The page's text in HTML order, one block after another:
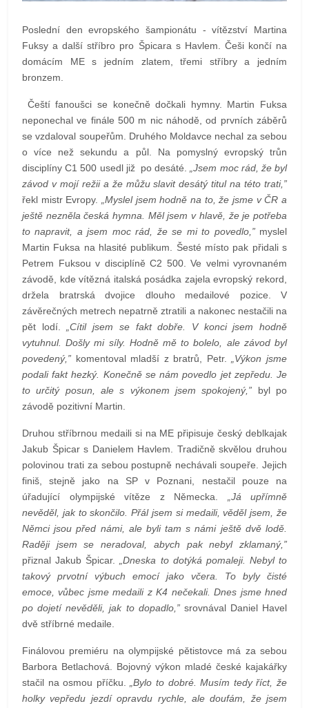
Poslední den evropského šampionátu - vítězství Martina
Fuksy a další stříbro pro Špicara s Havlem. Češi končí na
domácím ME s jedním zlatem, třemi stříbry a jedním
bronzem.
Čeští fanoušci se konečně dočkali hymny. Martin Fuksa
neponechal ve finále 500 m nic náhodě, od prvních záběrů
se vzdaloval soupeřům. Druhého Moldavce nechal za sebou
o více než sekundu a půl. Na pomyslný evropský trůn
disciplíny C1 500 usedl již po desáté.„Jsem moc rád, že byl
závod v mojí režii a že můžu slavit desátý titul na této trati,”
řekl mistr Evropy. „Myslel jsem hodně na to, že jsme v ČR a
ještě nezněla česká hymna. Měl jsem v hlavě, že je potřeba
to napravit, a jsem moc rád, že se mi to povedlo,”myslel
Martin Fuksa na hlasité publikum. Šesté místo pak přidali s
Petrem Fuksou v disciplíně C2 500. Ve velmi vyrovnaném
závodě, kde vítězná italská posádka zajela evropský rekord,
držela bratrská dvojice dlouho medailové pozice. V
závěrečných metrech nepatrně ztratili a nakonec nestačili na
pět lodí.„Cítil jsem se fakt dobře. V konci jsem hodně
vytuhnul. Došly mi síly. Hodně mě to bolelo, ale závod byl
povedený,” komentoval mladší z bratrů, Petr.„Výkon jsme
podali fakt hezký. Konečně se nám povedlo jet zepředu. Je
to určitý posun, ale s výkonem jsem spokojený,” byl po
závodě pozitivní Martin.
Druhou stříbrnou medaili si na ME připisuje český deblkajak
Jakub Špicar s Danielem Havlem. Tradičně skvělou druhou
polovinou trati za sebou postupně nechávali soupeře. Jejich
finiš, stejně jako na SP v Poznani, nestačil pouze na
úřadující olympijské vítěze z Německa. „Já upřímně
nevěděl, jak to skončilo. Přál jsem si medaili, věděl jsem, že
Němci jsou před námi, ale byli tam s námi ještě dvě lodě.
Raději jsem se neradoval, abych pak nebyl zklamaný,”
přiznal Jakub Špicar.„Dneska to dotýká pomaleji. Nebyl to
takový prvotní výbuch emocí jako včera. To byly čisté
emoce, vůbec jsme medaili z K4 nečekali. Dnes jsme hned
po dojetí nevěděli, jak to dopadlo,”srovnával Daniel Havel
dvě stříbrné medaile.
Finálovou premiéru na olympijské pětistovce má za sebou
Barbora Betlachová. Bojovný výkon mladé české kajakářky
stačil na osmou příčku.„Bylo to dobré. Musím tedy říct, že
holky vepředu jezdí opravdu rychle, ale doufám, že jsem